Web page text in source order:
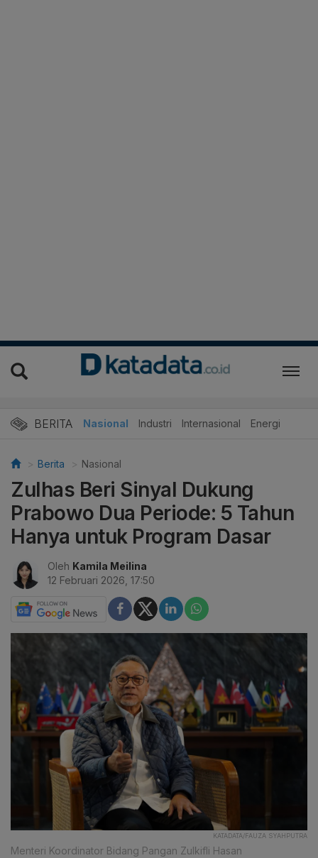
BERITA Nasional Industri Internasional Energi
Berita Nasional
Zulhas Beri Sinyal Dukung
Prabowo Dua Periode: 5 Tahun
Hanya untuk Program Dasar
Oleh Kamila Meilina
12 Februari 2026, 17:50
KATADATA/FAUZA SYAHPUTRA
Menteri Koordinator Bidang Pangan Zulkifli Hasan